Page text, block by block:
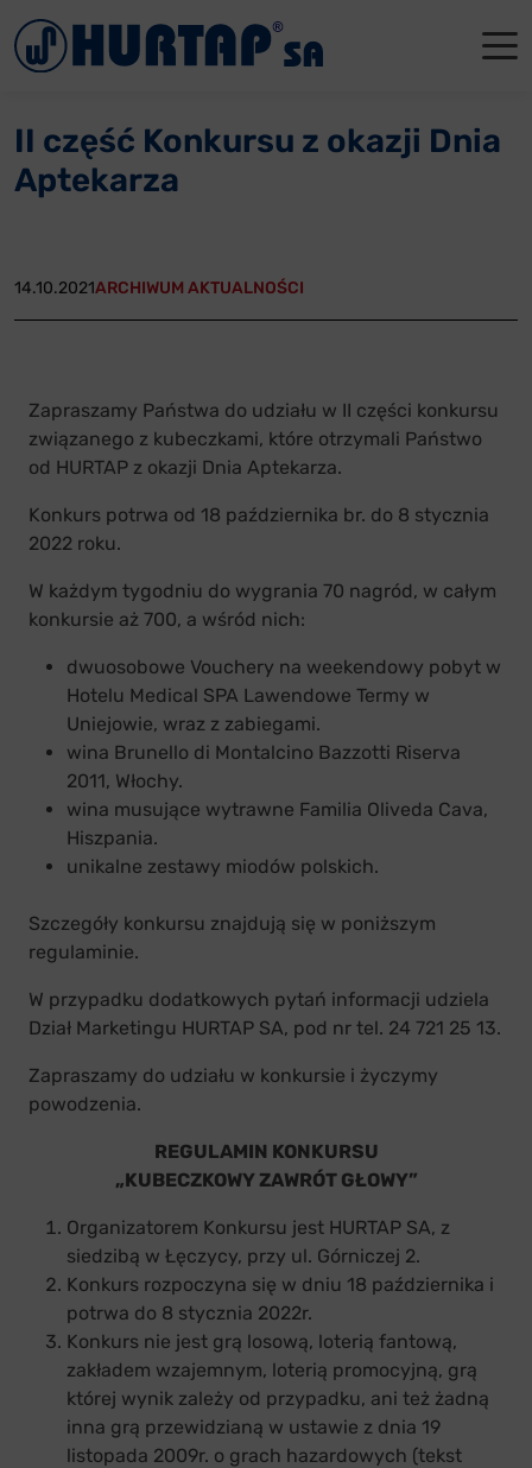
II część Konkursu z okazji Dnia
Aptekarza
14.10.2021ARCHIWUM AKTUALNOŚCI
Zapraszamy Państwa do udziału w II części konkursu
związanego z kubeczkami, które otrzymali Państwo
od HURTAP z okazji Dnia Aptekarza.
Konkurs potrwa od 18 października br. do 8 stycznia
2022 roku.
W każdym tygodniu do wygrania 70 nagród, w całym
konkursie aż 700, a wśród nich:
dwuosobowe Vouchery na weekendowy pobyt w
Hotelu Medical SPA Lawendowe Termy w
Uniejowie, wraz z zabiegami.
wina Brunello di Montalcino Bazzotti Riserva
2011, Włochy.
wina musujące wytrawne Familia Oliveda Cava,
Hiszpania.
unikalne zestawy miodów polskich.
Szczegóły konkursu znajdują się w poniższym
regulaminie.
W przypadku dodatkowych pytań informacji udziela
Dział Marketingu HURTAP SA, pod nr tel. 24 721 25 13.
Zapraszamy do udziału w konkursie i życzymy
powodzenia.
REGULAMIN KONKURSU
„KUBECZKOWY ZAWRÓT GŁOWY”
Organizatorem Konkursu jest HURTAP SA, z
siedzibą w Łęczycy, przy ul. Górniczej 2.
Konkurs rozpoczyna się w dniu 18 października i
potrwa do 8 stycznia 2022r.
Konkurs nie jest grą losową, loterią fantową,
zakładem wzajemnym, loterią promocyjną, grą
której wynik zależy od przypadku, ani też żadną
inna grą przewidzianą w ustawie z dnia 19
listopada 2009r. o grach hazardowych (tekst
Menu
Aktualności
Reklamacje
Kontakt
Władze
Dla
Dla
Gdańsk